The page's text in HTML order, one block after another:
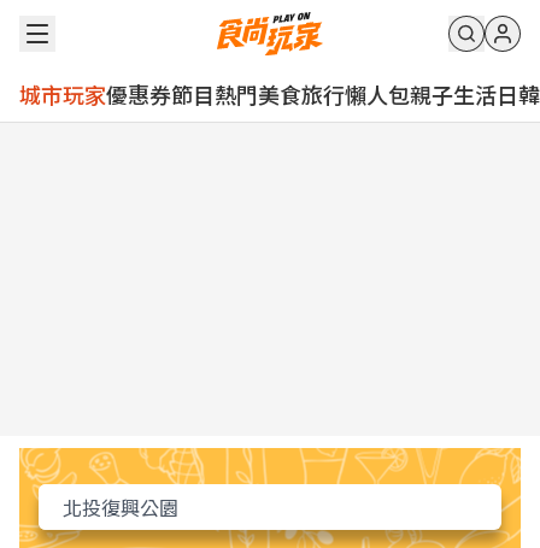
城市玩家優惠券節目熱門美食旅行懶人包親子生活日韓